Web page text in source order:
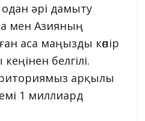
одан әрі дамыту
мен Азияның
аса маңызды көпір
белгілі.
арқылы
1 миллиард